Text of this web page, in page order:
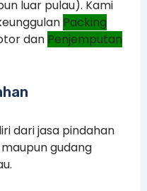
luar pulau). Kami
Packing
dan Penjemputan
dari jasa pindahan
gudang